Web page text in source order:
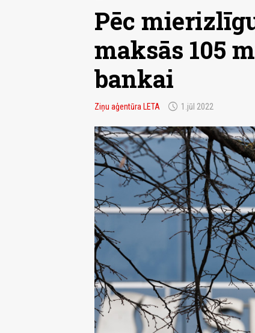
Pēc
maksās 105
bankai
Ziņu aģentūra LETA schedule 1.jūl 2022